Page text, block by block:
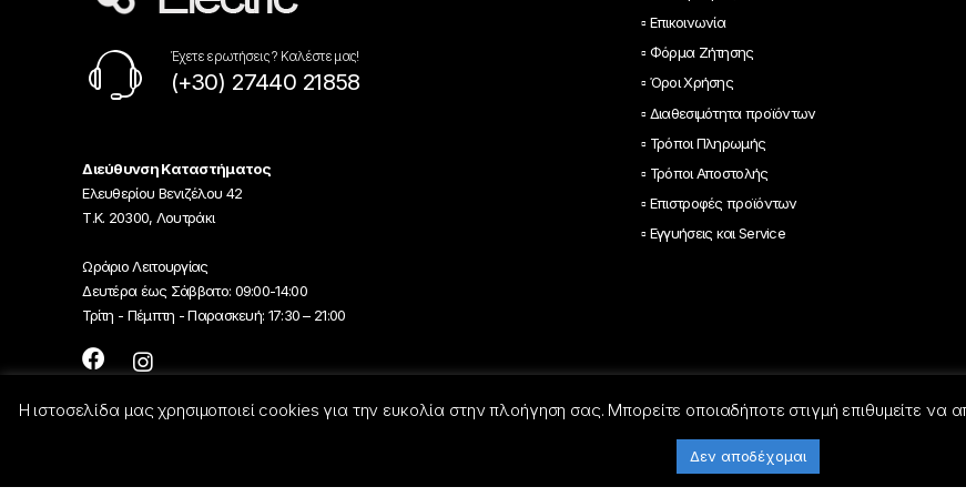
Έχετε ερωτήσεις ? Καλέστε μας!
(+30) 27440 21858
Διεύθυνση Καταστήματος
Ελευθερίου Βενιζέλου 42
Τ.Κ. 20300, Λουτράκι
Ωράριο Λειτουργίας
Δευτέρα έως Σάββατο: 09:00-14:00
Τρίτη - Πέμπτη - Παρασκευή: 17:30 – 21:00
▫ Επικοινωνία
▫ Φόρμα Ζήτησης
▫ Όροι Χρήσης
▫ Διαθεσιμότητα προϊόντων
▫ Τρόποι Πληρωμής
▫ Τρόποι Αποστολής
▫ Επιστροφές προϊόντων
▫ Εγγυήσεις και Service
Η ιστοσελίδα μας χρησιμοποιεί cookies για την ευκολία στην πλοήγηση σας. Μπορείτε οποιαδήποτε στιγμή επιθυμείτε να
Δεν αποδέχομαι